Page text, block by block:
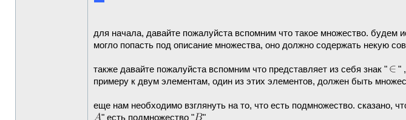
для начала, давайте пожалуйста вспомним что такое множество. будем
могло попасть под описание множества, оно должно содержать некую
также давайте пожалуйста вспомним что представляет из себя знак "
"
примеру к двум элементам, один из этих элементов, должен быть
еще нам необходимо взглянуть на то, что есть подмножество. сказано,
" есть подмножество "
"